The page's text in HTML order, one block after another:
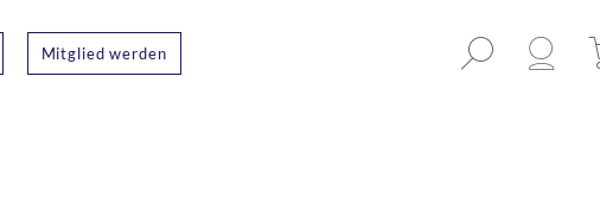
Mitglied werden